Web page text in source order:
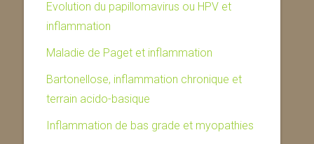
Evolution du papillomavirus ou HPV et
inflammation
Maladie de Paget et inflammation
Bartonellose, inflammation chronique et
terrain acido-basique
Inflammation de bas grade et myopathies